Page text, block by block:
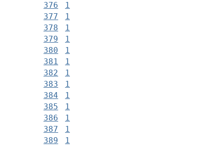
376
1
377
1
378
1
379
1
380
1
381
1
382
1
383
1
384
1
385
1
386
1
387
1
389
1